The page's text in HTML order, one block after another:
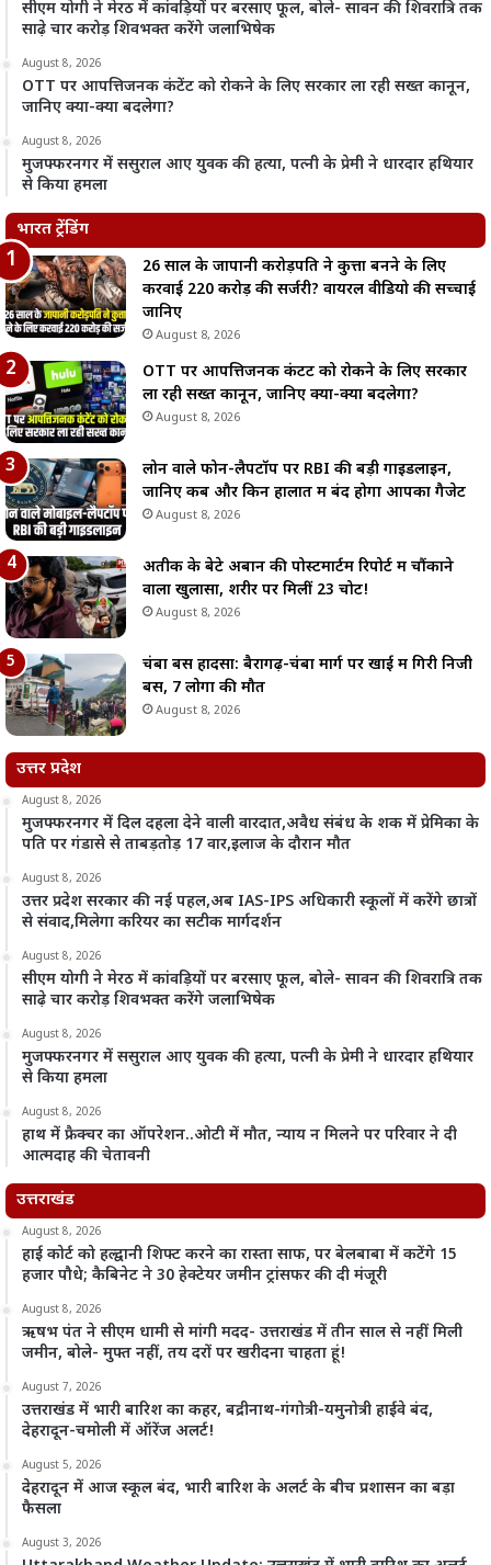
सीएम योगी ने मेरठ में कांवड़ियों पर बरसाए फूल, बोले- सावन की शिवरात्रि तक
साढ़े चार करोड़ शिवभक्त करेंगे जलाभिषेक
August 8, 2026
OTT पर आपत्तिजनक कंटेंट को रोकने के लिए सरकार ला रही सख्त कानून,
जानिए क्या-क्या बदलेगा?
August 8, 2026
मुजफ्फरनगर में ससुराल आए युवक की हत्या, पत्नी के प्रेमी ने धारदार हथियार
से किया हमला
भारत ट्रेंडिंग
26 साल के जापानी करोड़पति ने कुत्ता बनने के लिए
करवाई 220 करोड़ की सर्जरी? वायरल वीडियो की सच्चाई
जानिए
August 8, 2026
OTT पर आपत्तिजनक कंटेंट को रोकने के लिए सरकार
ला रही सख्त कानून, जानिए क्या-क्या बदलेगा?
August 8, 2026
लोन वाले फोन-लैपटॉप पर RBI की बड़ी गाइडलाइन,
जानिए कब और किन हालात में बंद होगा आपका गैजेट
August 8, 2026
अतीक के बेटे अबान की पोस्टमार्टम रिपोर्ट में चौंकाने
वाला खुलासा, शरीर पर मिलीं 23 चोटें!
August 8, 2026
चंबा बस हादसा: बैरागढ़-चंबा मार्ग पर खाई में गिरी निजी
बस, 7 लोगों की मौत
August 8, 2026
उत्तर प्रदेश
August 8, 2026
मुजफ्फरनगर में दिल दहला देने वाली वारदात,अवैध संबंध के शक में प्रेमिका के
पति पर गंडासे से ताबड़तोड़ 17 वार,इलाज के दौरान मौत
August 8, 2026
उत्तर प्रदेश सरकार की नई पहल,अब IAS-IPS अधिकारी स्कूलों में करेंगे छात्रों
से संवाद,मिलेगा करियर का सटीक मार्गदर्शन
August 8, 2026
सीएम योगी ने मेरठ में कांवड़ियों पर बरसाए फूल, बोले- सावन की शिवरात्रि तक
साढ़े चार करोड़ शिवभक्त करेंगे जलाभिषेक
August 8, 2026
मुजफ्फरनगर में ससुराल आए युवक की हत्या, पत्नी के प्रेमी ने धारदार हथियार
से किया हमला
August 8, 2026
हाथ में फ्रैक्चर का ऑपरेशन..ओटी में मौत, न्याय न मिलने पर परिवार ने दी
आत्मदाह की चेतावनी
उत्तराखंड
August 8, 2026
हाई कोर्ट को हल्द्वानी शिफ्ट करने का रास्ता साफ, पर बेलबाबा में कटेंगे 15
हजार पौधे; कैबिनेट ने 30 हेक्टेयर जमीन ट्रांसफर की दी मंजूरी
August 8, 2026
ऋषभ पंत ने सीएम धामी से मांगी मदद- उत्तराखंड में तीन साल से नहीं मिली
जमीन, बोले- मुफ्त नहीं, तय दरों पर खरीदना चाहता हूं!
August 7, 2026
उत्तराखंड में भारी बारिश का कहर, बद्रीनाथ-गंगोत्री-यमुनोत्री हाईवे बंद,
देहरादून-चमोली में ऑरेंज अलर्ट!
August 5, 2026
देहरादून में आज स्कूल बंद, भारी बारिश के अलर्ट के बीच प्रशासन का बड़ा
फैसला
August 3, 2026